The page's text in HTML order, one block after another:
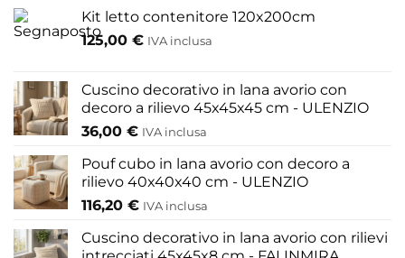
opzioni
essere
nella
pagina
del
prodotto
nella
pagina
Kit letto contenitore 120x200cm
125,00 € IVA inclusa
Cuscino decorativo in lana avorio con
decoro a rilievo 45x45x45 cm - ULENZIO
36,00 € IVA inclusa
Pouf cubo in lana avorio con decoro a
rilievo 40x40x40 cm - ULENZIO
116,20 € IVA inclusa
Cuscino decorativo in lana avorio con rilievi